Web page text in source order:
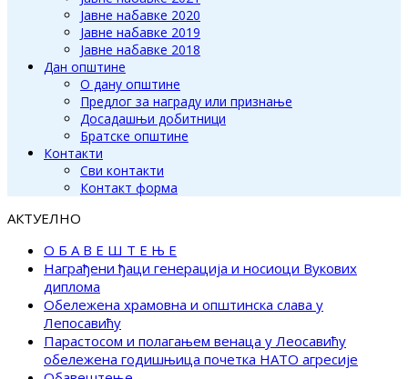
Јавне набавке 2020
Јавне набавке 2019
Јавне набавке 2018
Дан општине
О дану општине
Предлог за награду или признање
Досадашњи добитници
Братске општине
Контакти
Сви контакти
Контакт форма
АКТУЕЛНО
О Б А В Е Ш Т Е Њ Е
Награђени ђаци генерација и носиоци Вукових
диплома
Обележена храмовна и општинска слава у
Лепосавићу
Парастосом и полагањем венаца у Леосавићу
обележена годишњица почетка НАТО агресије